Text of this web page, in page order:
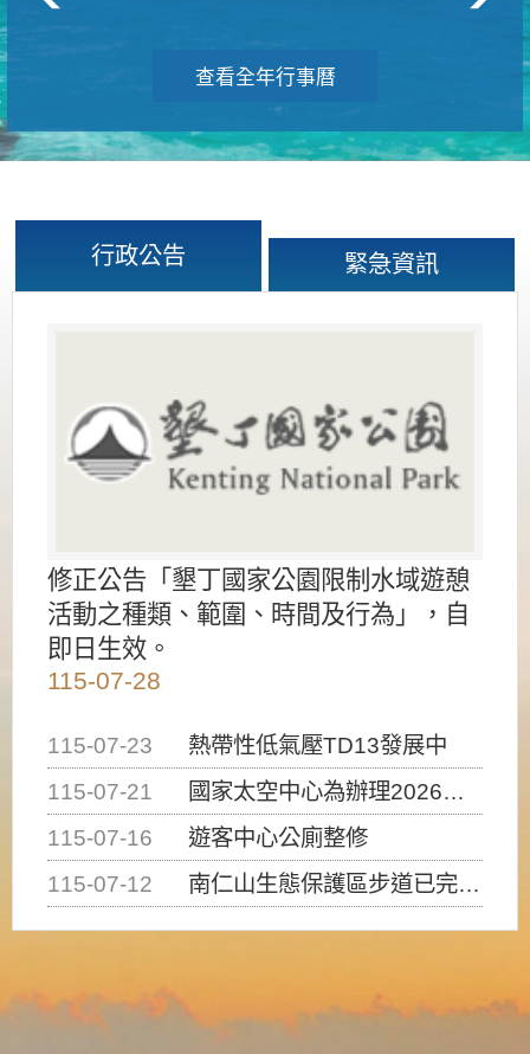
查看全年行事曆
行政公告 緊急資訊
修正公告「墾丁國家公園限制水域遊憩
活動之種類、範圍、時間及行為」，自
即日生效。
115-07-28
115-07-23
熱帶性低氣壓TD13發展中
115-07-21
國家太空中心為辦理2026台灣盃火箭競賽，陸、海、空域警戒及協調相關事宜，因颱風備案事宜
115-07-16
遊客中心公廁整修
115-07-12
南仁山生態保護區步道已完成修復，自115年7月13日（星期一）起恢復開放入園，歡迎民眾依規定申請入園....